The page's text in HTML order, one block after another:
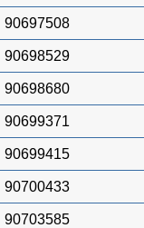
90697508
90698529
90698680
90699371
90699415
90700433
90703585